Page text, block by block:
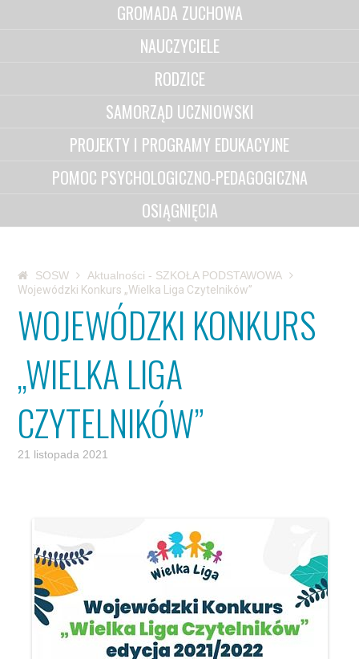
GROMADA ZUCHOWA
NAUCZYCIELE
RODZICE
SAMORZĄD UCZNIOWSKI
PROJEKTY I PROGRAMY EDUKACYJNE
POMOC PSYCHOLOGICZNO-PEDAGOGICZNA
OSIĄGNIĘCIA
SOSW
Aktualności - SZKOŁA PODSTAWOWA
Wojewódzki Konkurs „Wielka Liga Czytelników”
WOJEWÓDZKI KONKURS
„WIELKA LIGA
CZYTELNIKÓW”
21 listopada 2021